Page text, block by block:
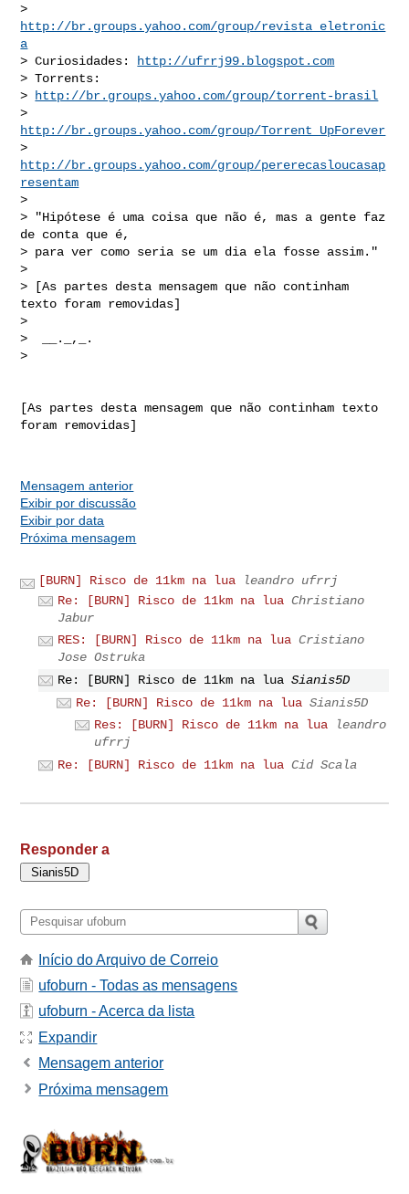
http://br.groups.yahoo.com/group/revista_eletronic
a
> Curiosidades:
http://ufrrj99.blogspot.com
> Torrents:
>
http://br.groups.yahoo.com/group/torrent-brasil
http://br.groups.yahoo.com/group/Torrent_UpForever
http://br.groups.yahoo.com/group/pererecasloucasap
resentam
>
> "Hipótese é uma coisa que não é, mas a gente faz
de conta que é,
> para ver como seria se um dia ela fosse assim."
>
> [As partes desta mensagem que não continham
texto foram removidas]
>
>  __._,_.
>
[As partes desta mensagem que não continham texto
foram removidas]
Mensagem anterior
Exibir por discussão
Exibir por data
Próxima mensagem
[BURN] Risco de 11km na lua
leandro ufrrj
Re: [BURN] Risco de 11km na lua Christiano
Jabur
RES: [BURN] Risco de 11km na lua Cristiano
Jose Ostruka
Re: [BURN] Risco de 11km na lua Sianis5D
Re: [BURN] Risco de 11km na lua Sianis5D
Res: [BURN] Risco de 11km na lua
leandro
ufrrj
Re: [BURN] Risco de 11km na lua Cid Scala
Responder a
Início do Arquivo de Correio
ufoburn - Todas as mensagens
ufoburn - Acerca da lista
Expandir
Mensagem anterior
Próxima mensagem